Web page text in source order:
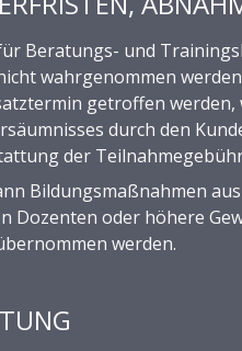
Beratungs- und
wahrgenommen
getroffen
durch den
der
Bildungsmaßnahmen
Dozenten oder höhere
werden.